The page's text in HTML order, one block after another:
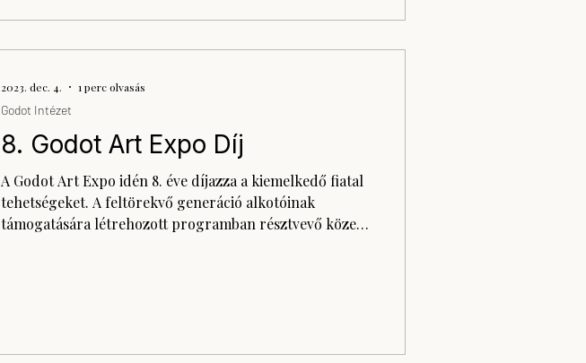
8. Godot Art Expo Díj
A Godot Art Expo idén 8. éve díjazza a kiemelkedő fiatal
tehetségeket. A feltörekvő generáció alkotóinak
támogatására létrehozott programban résztvevő közel
Godot Művésztelepen, ahol teljes ellátást és anyagkölt
Godot Intézet
2023. dec. 4. 1 perc olvasás